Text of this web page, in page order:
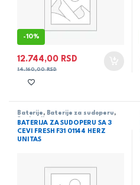
-10%
12.744,00 RSD
14.160,00RSD
Baterije , Baterije za sudoperu ,
Sanitarija
BATERIJA ZA SUDOPERU SA 3
CEVI FRESH F31 01144 HERZ
UNITAS